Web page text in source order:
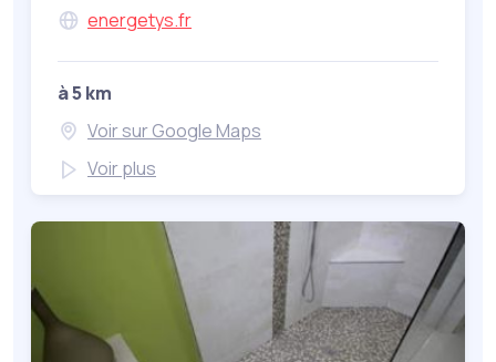
energetys.fr
à 5 km
Voir sur Google Maps
Voir plus